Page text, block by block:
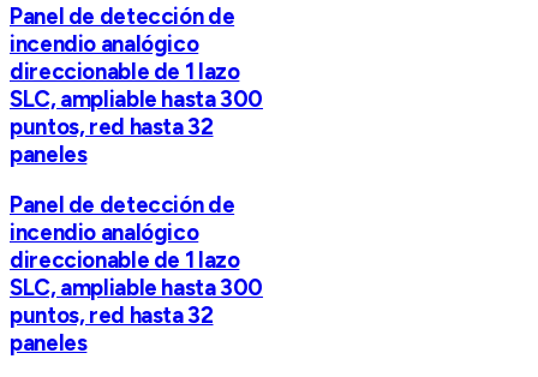
Panel de detección de
incendio analógico
direccionable de 1 lazo
SLC, ampliable hasta 300
puntos, red hasta 32
paneles
Panel de detección de
incendio analógico
direccionable de 1 lazo
SLC, ampliable hasta 300
puntos, red hasta 32
paneles